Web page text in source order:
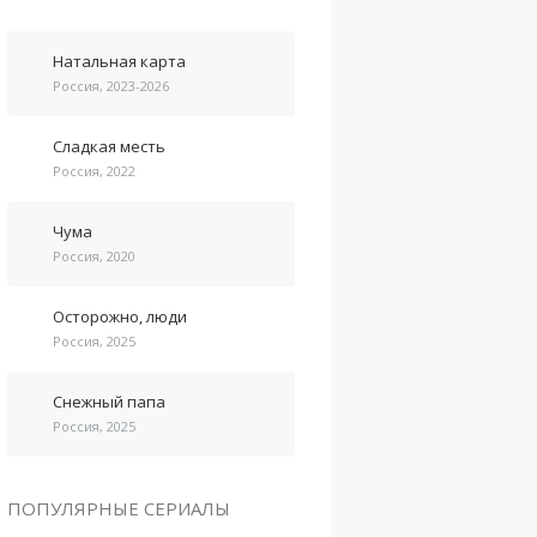
Натальная карта
Россия, 2023-2026
Сладкая месть
Россия, 2022
Чума
Россия, 2020
Осторожно, люди
Россия, 2025
Снежный папа
Россия, 2025
ПОПУЛЯРНЫЕ СЕРИАЛЫ